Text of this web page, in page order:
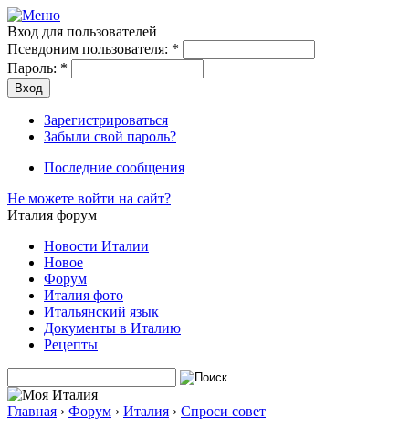
Вход для пользователей
Псевдоним пользователя: *
Пароль: *
Зарегистрироваться
Забыли свой пароль?
Последние сообщения
Не можете войти на сайт?
Италия форум
Новости Италии
Новое
Форум
Италия фото
Итальянский язык
Документы в Италию
Рецепты
Главная › Форум › Италия › Спроси совет